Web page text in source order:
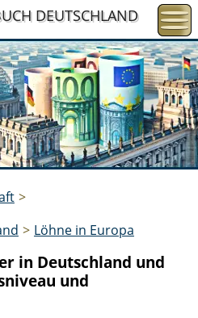
DEUTSCHLAND
>
> Löhne in Europa
in Deutschland und
und